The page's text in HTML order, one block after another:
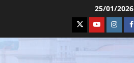
25/01/2026